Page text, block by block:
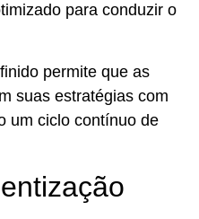
para conduzir o
permite que as
suas estratégias com
um ciclo contínuo de